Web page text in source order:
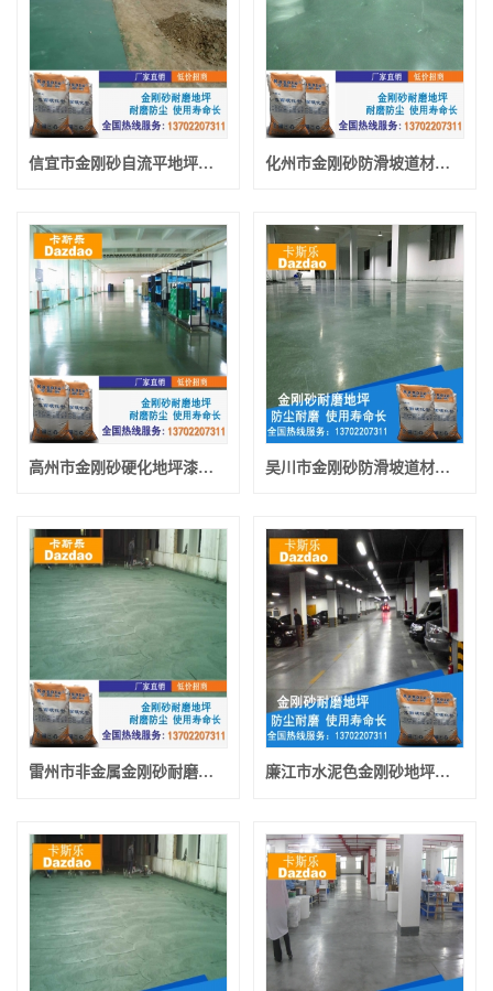
信宜市金刚砂自流平地坪厂家报价 信宜市绿色金刚砂地坪漆材料 化州市金刚砂防滑坡道材料 化州市金刚砂硬化地坪漆材料
高州市金刚砂硬化地坪漆材料 高州市金刚砂自流平地坪厂家报价 吴川市金刚砂防滑坡道材料 吴川市耐磨地坪漆厂家直销
雷州市非金属金刚砂耐磨地坪漆 雷州市金刚砂防滑坡道材料 廉江市水泥色金刚砂地坪漆材料 廉江市耐磨地坪漆厂家直销